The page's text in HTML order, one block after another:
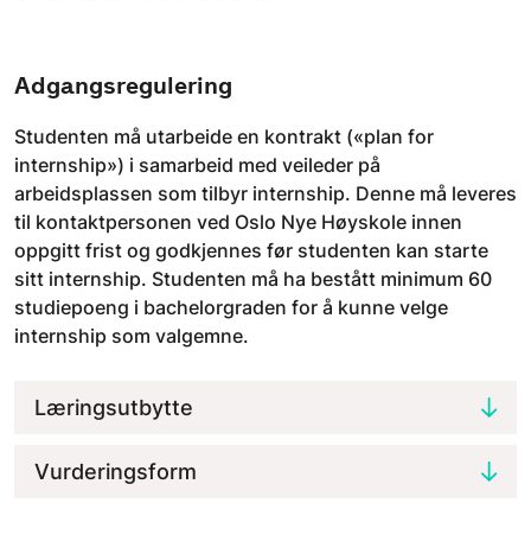
Adgangsregulering
Studenten må utarbeide en kontrakt («plan for
internship») i samarbeid med veileder på
arbeidsplassen som tilbyr internship. Denne må leveres
til kontaktpersonen ved Oslo Nye Høyskole innen
oppgitt frist og godkjennes før studenten kan starte
sitt internship. Studenten må ha bestått minimum 60
studiepoeng i bachelorgraden for å kunne velge
internship som valgemne.
Læringsutbytte
Vurderingsform